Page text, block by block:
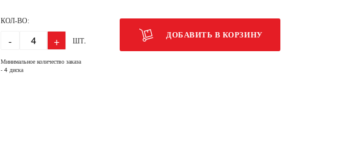
КОЛ-ВО:
- + ШТ.
Минимальное количество заказа
- 4 диска
ДОБАВИТЬ В КОРЗИНУ